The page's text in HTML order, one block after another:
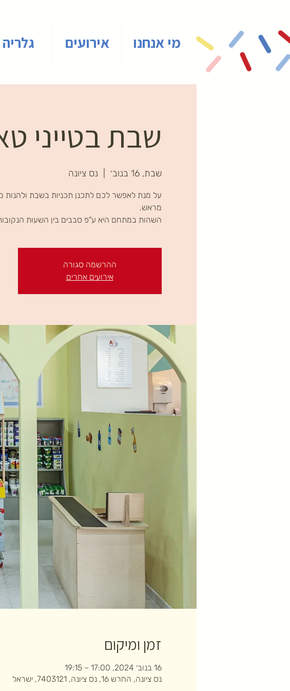
מי אנחנו אירועים גלריה
שבת בטייני
שבת, 16 בנוב׳ נס ציונה
על מנת לאפשר לכם לתכנן תכניות בשבת ולהנות
השהות במתחם היא ע"פ סבבים בין השעות
ההרשמה סגורה
אירועים אחרים
זמן ומיקום
16 בנוב׳ 2024, 17:00 – 19:15
נס ציונה, החרש 16, נס ציונה, 7403121, ישראל